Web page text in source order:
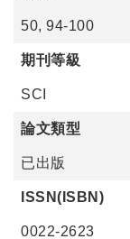
50, 94-100
期刊等級
SCI
論文類型
已出版
ISSN(ISBN)
0022-2623